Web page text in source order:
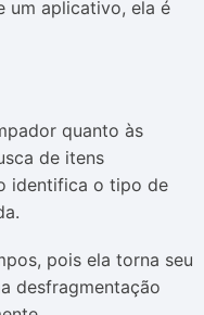
um aplicativo, ela é
quanto às
de itens
identifica o tipo de
pois ela torna seu
desfragmentação